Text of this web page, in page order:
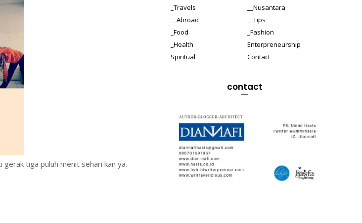
tiga puluh menit sehari kan ya.
_Travels
__Nusantara
__Abroad
__Tips
_Food
_Fashion
_Health
Enterpreneurship
Spiritual
Contact
contact